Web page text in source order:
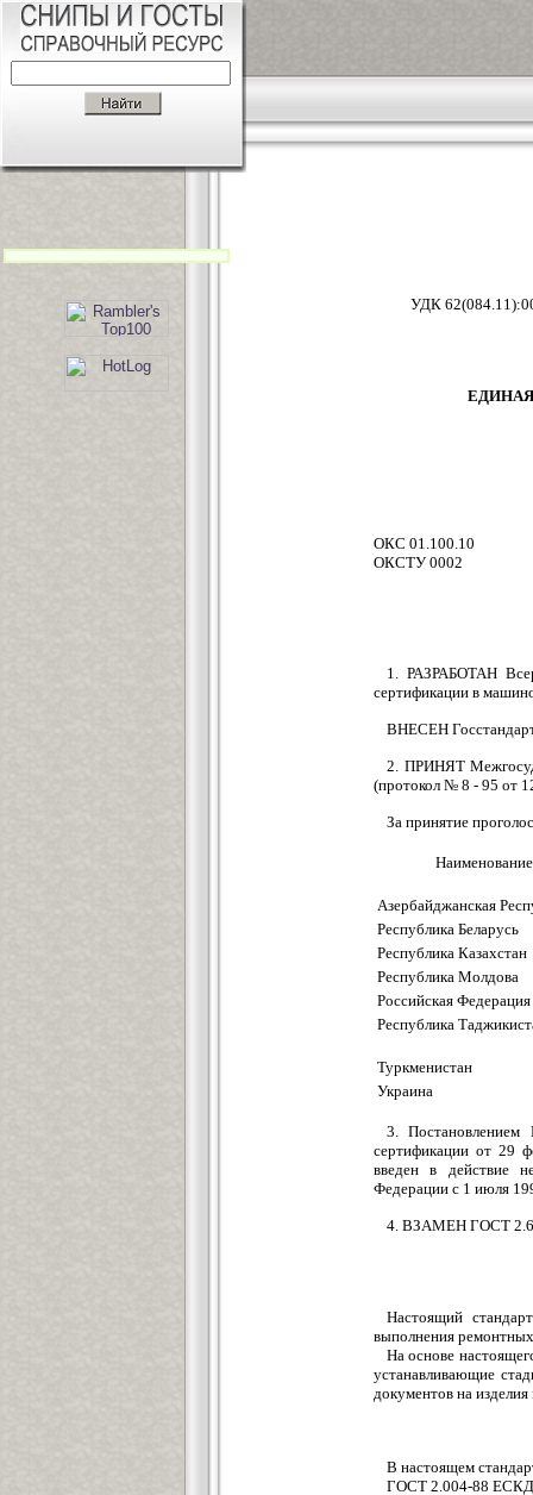
УДК
ОКС 01.100.10
ОКСТУ 0002
1. РАЗРАБОТАН
сертификации в
ВНЕСЕН
2. ПРИНЯТ
(протокол № 8 - 95 от
За принятие
Наименование
Азербайджанская
Республика Беларусь
Республика Казахстан
Республика Молдова
Российская Федерация
Республика
Туркменистан
Украина
3. Постановлением
сертификации от 29
введен в действие
Федерации с 1 июля
4. ВЗАМЕН ГОСТ
Настоящий
выполнения
На основе
устанавливающие
документов на
В настоящем
ГОСТ 2.004-88 ЕСКД.